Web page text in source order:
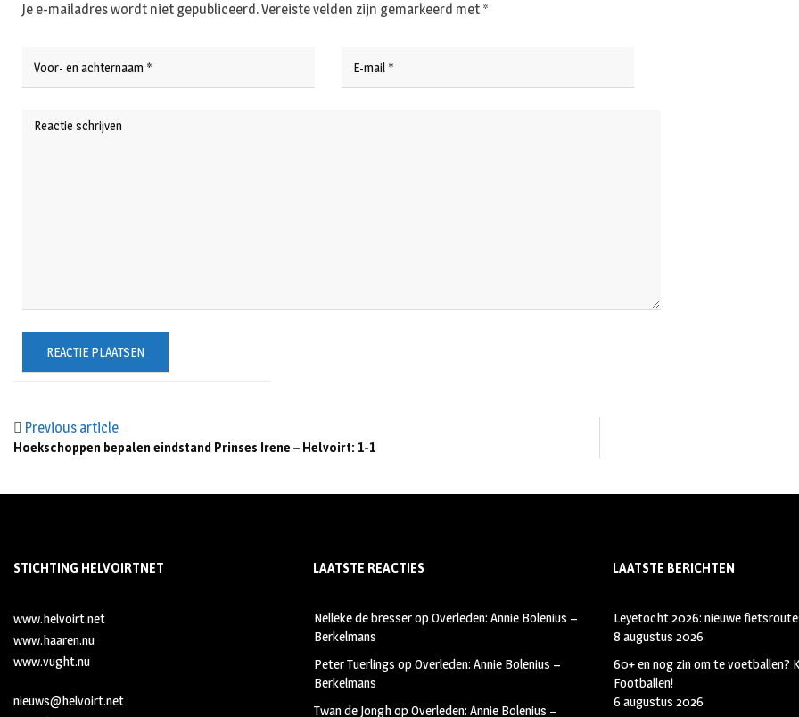
Previous article
Hoekschoppen bepalen eindstand Prinses Irene – Helvoirt: 1-1
Je e-mailadres wordt niet gepubliceerd.Vereiste velden zijn gemarkeerd met *
STICHTING HELVOIRTNET
www.helvoirt.net
www.haaren.nu
www.vught.nu
nieuws@helvoirt.net
LAATSTE REACTIES
Nelleke de bresseropOverleden: Annie Bolenius –
Berkelmans
Peter Tuerlings opOverleden: Annie Bolenius –
Berkelmans
Twan de JonghopOverleden: Annie Bolenius –
LAATSTE BERICHTEN
Leyetocht 2026: nieuwe
8 augustus 2026
60+ en nog zin om te voetballen?
Footballen!
6 augustus 2026